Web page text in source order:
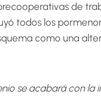
de
todos los
como una
se acabará con la